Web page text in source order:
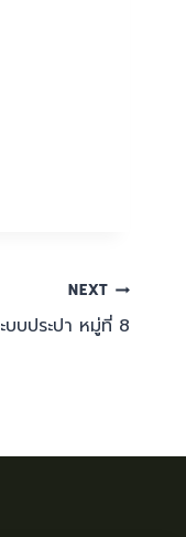
NEXT
บประปา หมู่ที่ 8